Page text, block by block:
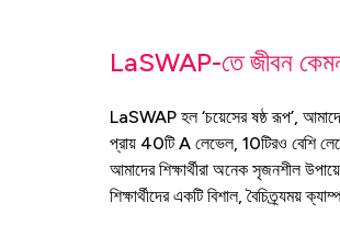
LaSWAP-তে জীবন
LaSWAP হল ‘চয়েসের ষষ্ঠ রূপ’,
প্রায় 40টি A লেভেল, 10টিরও বেশি
আমাদের শিক্ষার্থীরা অনেক সৃজনশীল
শিক্ষার্থীদের একটি বিশাল, বৈচিত্র্যময়